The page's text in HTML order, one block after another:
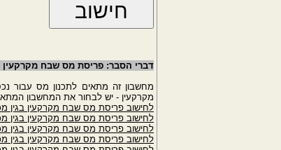
דברי הסבר: פריסת מס שבח
מקרקעין - יש לבחור את המחשבון
לחישוב פריסת מס שבח מקרקעין בגין
לחישוב פריסת מס שבח מקרקעין בגין
לחישוב פריסת מס שבח מקרקעין בגין
לחישוב פריסת מס שבח מקרקעין בגין